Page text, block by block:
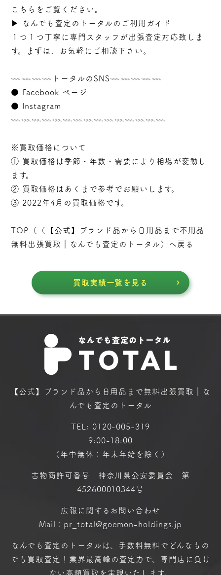
こちらをご覧ください。
▶︎
なんでも査定のトータルのご利用ガイド
１つ１つ丁寧に専門スタッフが出張査定対応致しま
す。まずは、お気軽にご相談下さい。
𓇠𓇠𓇠𓇠トータルのSNS𓇠𓇠𓇠𓇠𓇠
● Facebook ページ
●
Instagram
𓇠𓇠𓇠𓇠𓇠𓇠𓇠𓇠𓇠𓇠𓇠𓇠𓇠𓇠𓇠
※買取価格について
① 買取価格は季節・年数・需要により相場が変動し
ます。
② 買取価格はあくまで参考でお願いします。
③ 2022年4月の買取価格です。
TOP（（
【公式】ブランド品から日用品まで不用品
無料出張買取｜なんでも査定のトータル ）へ戻る
買取実績一覧を見る
【公式】ブランド品から日用品まで無料出張買取｜な
んでも査定のトータル
TEL: 0120-005-319
9:00-18:00
（年中無休：年末年始を除く）
古物商許可番号 神奈川県公安委員会 第
452600010344号
広報に関するお問い合わせ
Mail：pr_total@goemon-holdings.jp
なんでも査定のトータルは、手数料無料で どんなもの
でも買取査定！ 業界最高峰の査定力で、専門店に 負け
ない高額買取を実現いたします。